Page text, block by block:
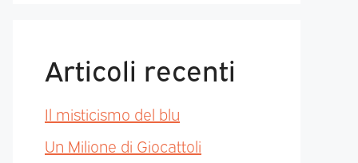
Articoli recenti
Il misticismo del blu
Un Milione di Giocattoli